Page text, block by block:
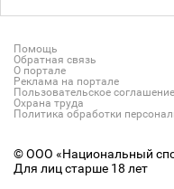
Помощь
Обратная связь
О портале
Реклама на портале
Пользовательское соглашение
Охрана труда
Политика обработки
© ООО «Национальный
Для лиц старше 18 лет